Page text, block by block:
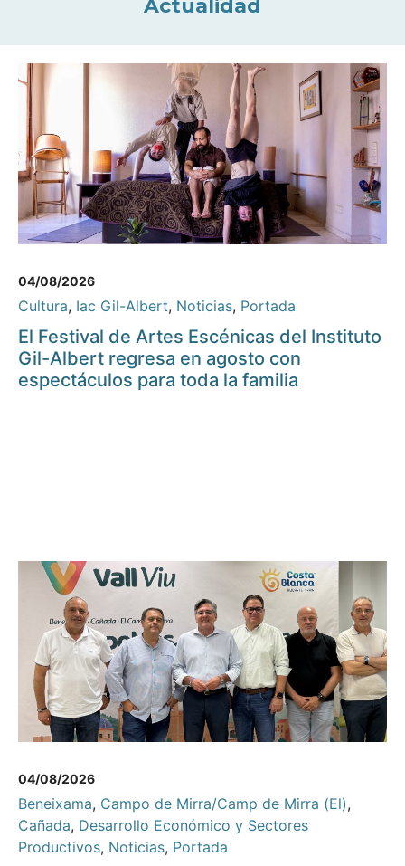
Actualidad
04/08/2026
Cultura, Iac Gil-Albert, Noticias, Portada
El Festival de Artes Escénicas del Instituto
Gil-Albert regresa en agosto con
espectáculos para toda la familia
04/08/2026
Beneixama, Campo de Mirra/Camp de Mirra (El),
Cañada, Desarrollo Económico y Sectores
Productivos, Noticias, Portada